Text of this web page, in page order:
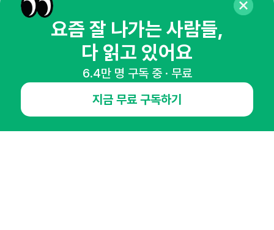
매주 화요일 아침,
마케팅 감각을 깨워 드릴게요!
65,043명의 마케터를 성장시키는 뉴스레터
요즘 잘 나가는 사람들,
다 읽고 있어요
6.4만 명 구독 중 · 무료
지금 무료 구독하기